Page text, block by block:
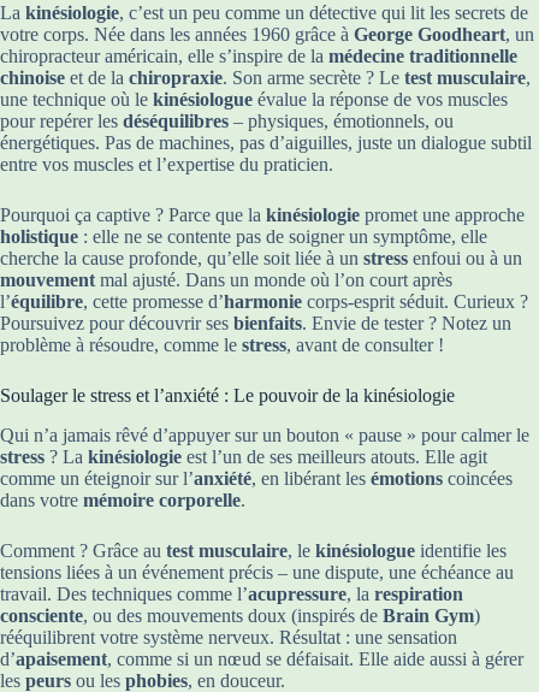
La kinésiologie, c’est un peu comme un détective qui lit les secrets de
votre corps. Née dans les années 1960 grâce à George Goodheart, un
chiropracteur américain, elle s’inspire de la médecine traditionnelle
chinoise et de la chiropraxie. Son arme secrète ? Le test musculaire,
une technique où le kinésiologue évalue la réponse de vos muscles
pour repérer les déséquilibres – physiques, émotionnels, ou
énergétiques. Pas de machines, pas d’aiguilles, juste un dialogue subtil
entre vos muscles et l’expertise du praticien.
Pourquoi ça captive ? Parce que la kinésiologie promet une approche
holistique : elle ne se contente pas de soigner un symptôme, elle
cherche la cause profonde, qu’elle soit liée à un stress enfoui ou à un
mouvement mal ajusté. Dans un monde où l’on court après
l’équilibre, cette promesse d’harmonie corps-esprit séduit. Curieux ?
Poursuivez pour découvrir ses bienfaits. Envie de tester ? Notez un
problème à résoudre, comme le stress, avant de consulter !
Soulager le stress et l’anxiété : Le pouvoir de la kinésiologie
Qui n’a jamais rêvé d’appuyer sur un bouton « pause » pour calmer le
stress ? La kinésiologie est l’un de ses meilleurs atouts. Elle agit
comme un éteignoir sur l’anxiété, en libérant les émotions coincées
dans votre mémoire corporelle.
Comment ? Grâce au test musculaire, le kinésiologue identifie les
tensions liées à un événement précis – une dispute, une échéance au
travail. Des techniques comme l’acupressure, la respiration
consciente, ou des mouvements doux (inspirés de Brain Gym)
rééquilibrent votre système nerveux. Résultat : une sensation
d’apaisement, comme si un nœud se défaisait. Elle aide aussi à gérer
les peurs ou les phobies, en douceur.